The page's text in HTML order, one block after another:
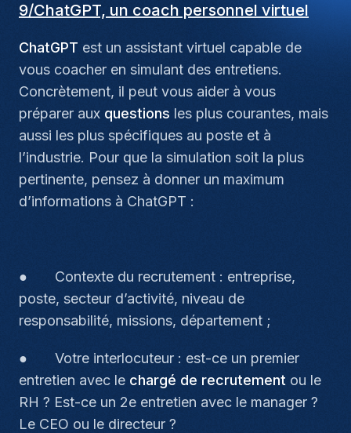
9/ChatGPT, un coach personnel virtuel
ChatGPT est un assistant virtuel capable de
vous coacher en simulant des entretiens.
Concrètement, il peut vous aider à vous
préparer aux questions les plus courantes, mais
aussi les plus spécifiques au poste et à
l’industrie. Pour que la simulation soit la plus
pertinente, pensez à donner un maximum
d’informations à ChatGPT :
● Contexte du recrutement : entreprise,
poste, secteur d’activité, niveau de
responsabilité, missions, département ;
● Votre interlocuteur : est-ce un premier
entretien avec le chargé de recrutement ou le
RH ? Est-ce un 2e entretien avec le manager ?
Le CEO ou le directeur ?